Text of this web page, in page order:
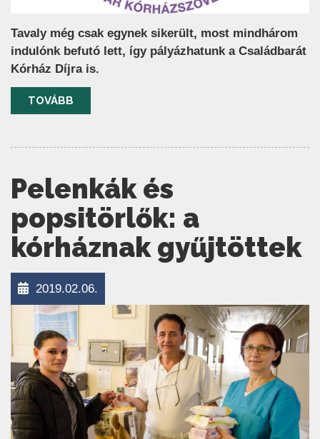
Tavaly még csak egynek sikerült, most mindhárom
indulónk befutó lett, így pályázhatunk a Családbarát
Kórház Díjra is.
TOVÁBB
Pelenkák és
popsitörlők: a
kórháznak gyűjtöttek
2019.02.06.